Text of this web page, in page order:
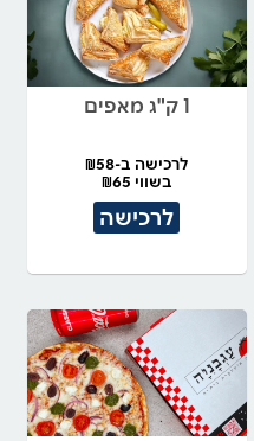
1 ק"ג מאפים
לרכישה ב-₪58
בשווי ₪65
לרכישה